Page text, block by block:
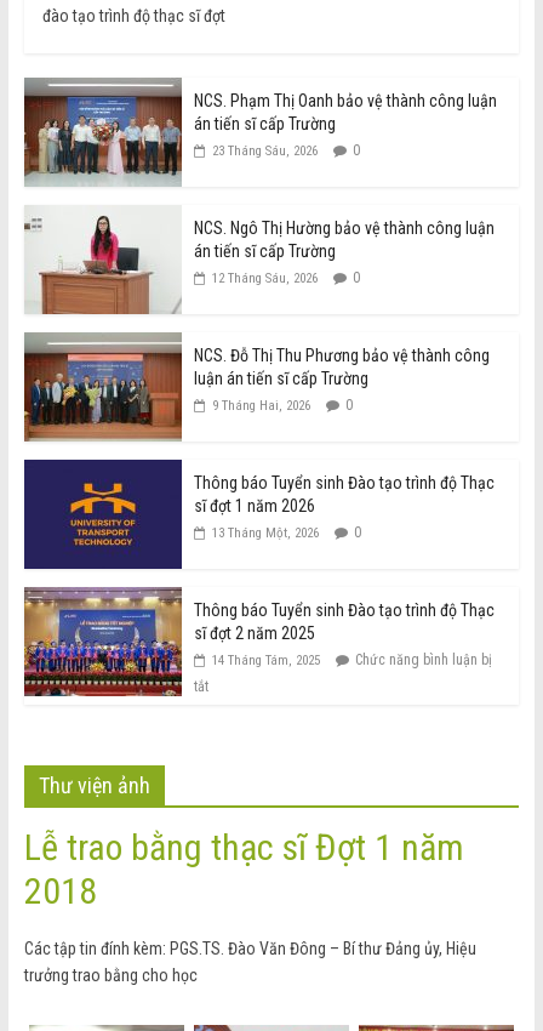
đào tạo trình độ thạc sĩ đợt
NCS. Phạm Thị Oanh bảo vệ thành công luận
án tiến sĩ cấp Trường
23 Tháng Sáu, 2026 0
NCS. Ngô Thị Hường bảo vệ thành công luận
án tiến sĩ cấp Trường
12 Tháng Sáu, 2026 0
NCS. Đỗ Thị Thu Phương bảo vệ thành công
luận án tiến sĩ cấp Trường
9 Tháng Hai, 2026 0
Thông báo Tuyển sinh Đào tạo trình độ Thạc
sĩ đợt 1 năm 2026
13 Tháng Một, 2026 0
Thông báo Tuyển sinh Đào tạo trình độ Thạc
sĩ đợt 2 năm 2025
14 Tháng Tám, 2025
Chức năng bình luận bị
tắt
Thư viện ảnh
Lễ trao bằng thạc sĩ Đợt 1 năm
2018
Các tập tin đính kèm: PGS.TS. Đào Văn Đông – Bí thư Đảng ủy, Hiệu
trưởng trao bằng cho học